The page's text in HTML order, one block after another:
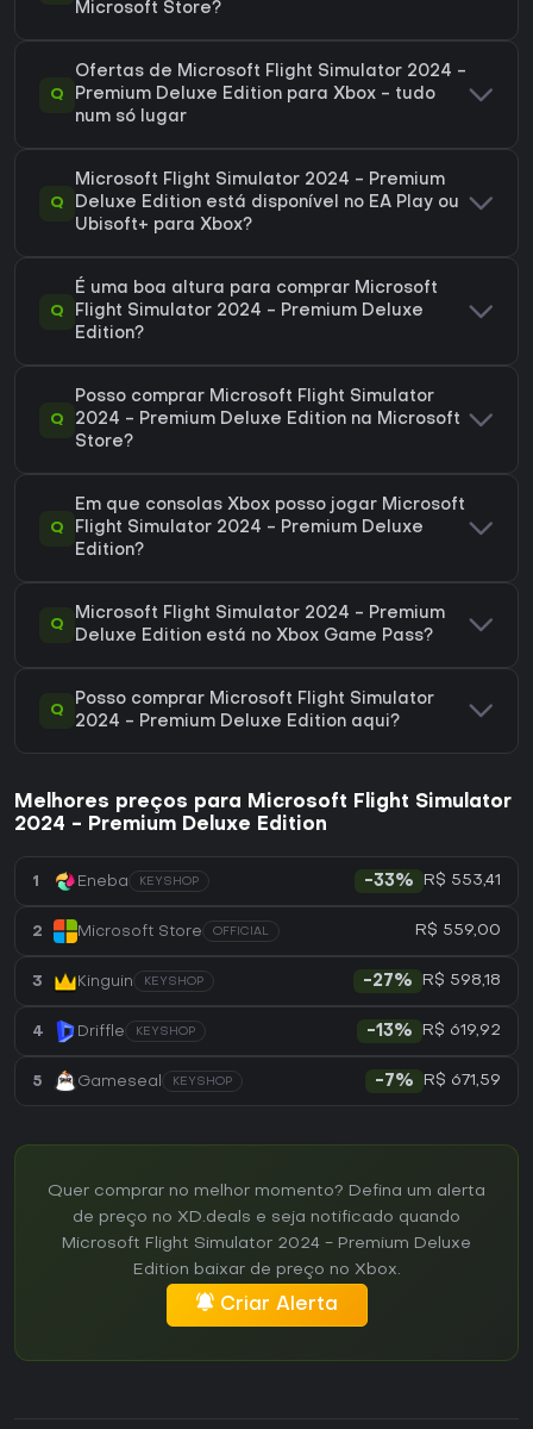
Microsoft Store?
Q
Ofertas de Microsoft Flight Simulator 2024 -
Premium Deluxe Edition para Xbox - tudo
num só lugar
Q
Microsoft Flight Simulator 2024 - Premium
Deluxe Edition está disponível no EA Play ou
Ubisoft+ para Xbox?
Q
É uma boa altura para comprar Microsoft
Flight Simulator 2024 - Premium Deluxe
Edition?
Q
Posso comprar Microsoft Flight Simulator
2024 - Premium Deluxe Edition na Microsoft
Store?
Q
Em que consolas Xbox posso jogar Microsoft
Flight Simulator 2024 - Premium Deluxe
Edition?
Q
Microsoft Flight Simulator 2024 - Premium
Deluxe Edition está no Xbox Game Pass?
Q
Posso comprar Microsoft Flight Simulator
2024 - Premium Deluxe Edition aqui?
Melhores preços para Microsoft Flight Simulator
2024 - Premium Deluxe Edition
1 Eneba KEYSHOP -33% R$ 553,41
2 Microsoft Store OFFICIAL R$ 559,00
3 Kinguin KEYSHOP -27% R$ 598,18
4 Driffle KEYSHOP -13% R$ 619,92
5 Gameseal KEYSHOP -7% R$ 671,59
Quer comprar no melhor momento? Defina um alerta
de preço no XD.deals e seja notificado quando
Microsoft Flight Simulator 2024 - Premium Deluxe
Edition baixar de preço no Xbox.
Criar Alerta